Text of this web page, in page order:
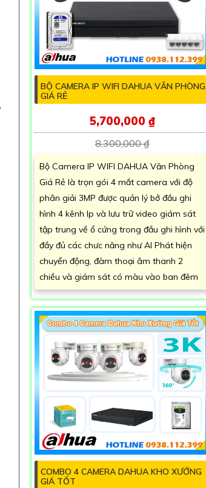
BỘ CAMERA IP WIFI DAHUA VĂN PHÒNG
GIÁ RẺ
5,700,000 ₫
8,300,000 ₫
Bộ Camera IP WIFI DAHUA Văn Phòng
Giá Rẻ là trọn gói 4 mắt camera với độ
phân giải 3MP được quản lý bở đầu ghi
hình 4 kênh Ip và lưu trữ video giám sát
tập trung về ổ cứng trong đầu ghi hình với
đầy đủ các chưc năng như AI Phát hiện
chuyển động, đàm thoại âm thanh 2
chiều và giám sát có màu vào ban đêm
COMBO 4 CAMERA DAHUA KHO XƯỞNG
GIÁ TỐT